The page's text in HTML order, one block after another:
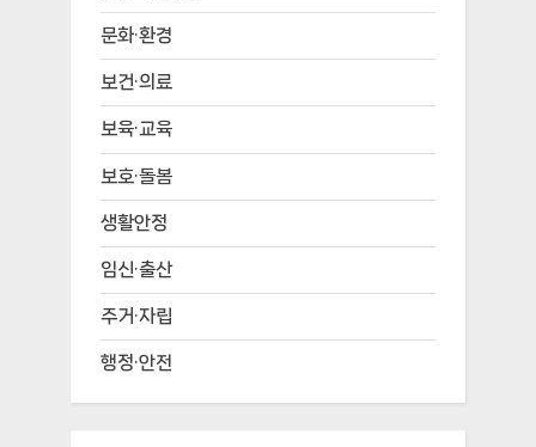
문화·환경
보건·의료
보육·교육
보호·돌봄
생활안정
임신·출산
주거·자립
행정·안전